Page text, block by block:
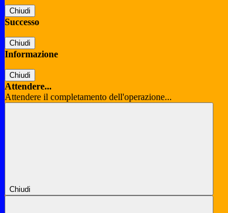
Chiudi
Successo
Chiudi
Informazione
Chiudi
Attendere...
Attendere il completamento dell'operazione...
Chiudi